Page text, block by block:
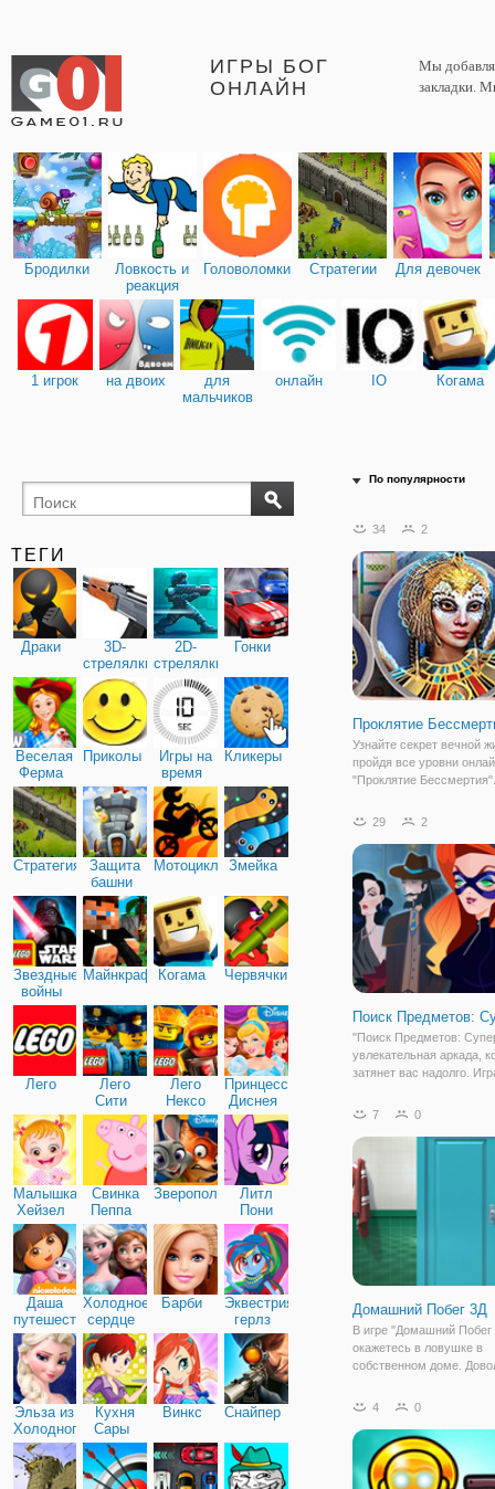
ИГРЫ БОГ
ОНЛАЙН
Мы
закладки.
Бродилки
Ловкость и
реакция
Головоломки Стратегии Для девочек
1 игрок на двоих
для
мальчиков
онлайн IO Когама
ТЕГИ
Драки
3D-
стрелялки
2D-
стрелялки
Гонки
Веселая
Ферма
Приколы
Игры на
время
Кликеры
Стратегия
Защита
башни
МотоциклыЗмейка
Звездные
войны
МайнкрафтКогама Червячки
Лего
Лего
Сити
Лего
Нексо
Найтс
Принцессы
Диснея
Малышка
Хейзел
Свинка
Пеппа
Зверополис
Литл
Пони
Дружба
Даша
путешественница
Холодное
сердце
Барби
Эквестрия
герлз
Эльза из
Холодного
сердца
Кухня
Сары
Винкс Снайпер
По популярности
34 2
Проклятие
Узнайте секрет вечной
пройдя все уровни
"Проклятие
Египет, тайны которого
помогать богине
отыскать предметы и
29 2
Поиск Предметов:
"Поиск Предметов:
увлекательная аркада,
затянет вас надолго.
помогает богатым людям
противников при
Вам предстоит
7 0
Домашний Побег 3Д
В игре "Домашний
окажетесь в ловушке в
собственном доме.
жилище и понять, что
одного ключа. Также,
настораживает то, что
4 0